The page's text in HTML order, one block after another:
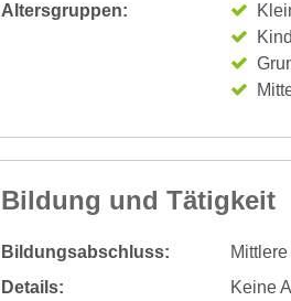
Altersgruppen:
Bildung und Tätigkeit
Bildungsabschluss:
Details:
Keine